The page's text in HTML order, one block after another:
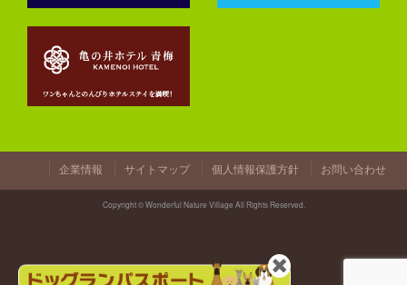
企業情報 サイトマップ 個人情報保護方針 お問い合わせ
Copyright © Wonderful Nature Village All Rights Reserved.
閉